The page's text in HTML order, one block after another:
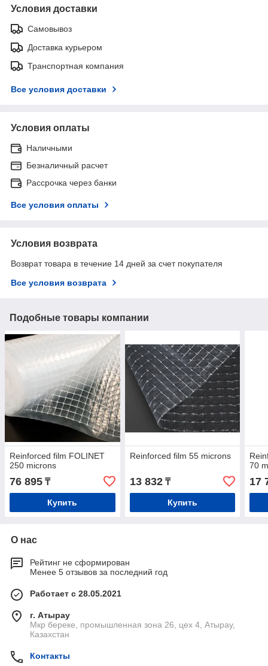
Условия доставки
Самовывоз
Доставка курьером
Транспортная компания
Все условия доставки
Условия оплаты
Наличными
Безналичный расчет
Рассрочка через банки
Все условия оплаты
Условия возврата
Возврат товара в течение 14 дней за счет покупателя
Все условия возврата
Подобные товары компании
Reinforced film FOLINET
250 microns
76 895 ₸
Купить
Reinforced film 55 microns
13 832₸
Купить
70
17
О нас
Рейтинг не сформирован
Менее 5 отзывов за последний год
Работает с 28.05.2021
г. Атырау
Мкр береке, промышленная зона 26, цех 4, Атырау,
Казахстан
Контакты